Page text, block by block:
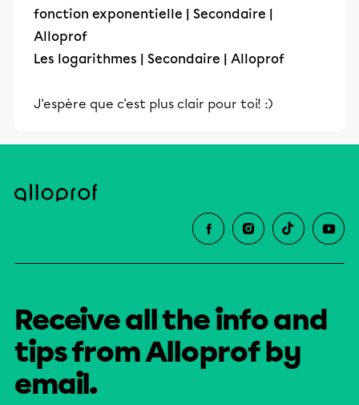
fonction exponentielle | Secondaire |
Alloprof
Les logarithmes | Secondaire | Alloprof
J'espère que c'est plus clair pour toi! :)
Receive all the info and
tips from Alloprof by
email.